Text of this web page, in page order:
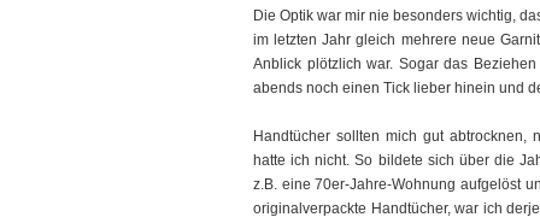
Die Optik war mir nie besonders wichtig,
im letzten Jahr gleich mehrere neue
Anblick plötzlich war. Sogar das
abends noch einen Tick lieber hinein und
Handtücher sollten mich gut abtrocknen,
hatte ich nicht. So bildete sich über die
z.B. eine 70er-Jahre-Wohnung aufgelöst
originalverpackte Handtücher, war ich